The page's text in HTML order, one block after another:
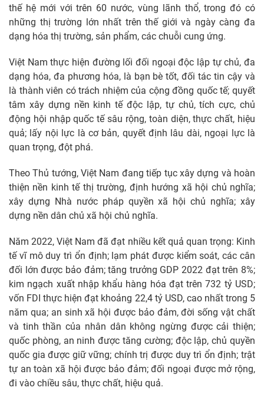
thế hệ mới với trên 60 nước, vùng lãnh thổ, trong đó có
những thị trường lớn nhất trên thế giới và ngày càng đa
dạng hóa thị trường, sản phẩm, các chuỗi cung ứng.
Việt Nam thực hiện đường lối đối ngoại độc lập tự chủ, đa
dạng hóa, đa phương hóa, là bạn bè tốt, đối tác tin cậy và
là thành viên có trách nhiệm của cộng đồng quốc tế; quyết
tâm xây dựng nền kinh tế độc lập, tự chủ, tích cực, chủ
động hội nhập quốc tế sâu rộng, toàn diện, thực chất, hiệu
quả; lấy nội lực là cơ bản, quyết định lâu dài, ngoại lực là
quan trọng, đột phá.
Theo Thủ tướng, Việt Nam đang tiếp tục xây dựng và hoàn
thiện nền kinh tế thị trường, định hướng xã hội chủ nghĩa;
xây dựng Nhà nước pháp quyền xã hội chủ nghĩa; xây
dựng nền dân chủ xã hội chủ nghĩa.
Năm 2022, Việt Nam đã đạt nhiều kết quả quan trọng: Kinh
tế vĩ mô duy trì ổn định; lạm phát được kiểm soát, các cân
đối lớn được bảo đảm; tăng trưởng GDP 2022 đạt trên 8%;
kim ngạch xuất nhập khẩu hàng hóa đạt trên 732 tỷ USD;
vốn FDI thực hiện đạt khoảng 22,4 tỷ USD, cao nhất trong 5
năm qua; an sinh xã hội được bảo đảm, đời sống vật chất
và tinh thần của nhân dân không ngừng được cải thiện;
quốc phòng, an ninh được tăng cường; độc lập, chủ quyền
quốc gia được giữ vững; chính trị được duy trì ổn định; trật
tự an toàn xã hội được bảo đảm; đối ngoại được mở rộng,
đi vào chiều sâu, thực chất, hiệu quả.